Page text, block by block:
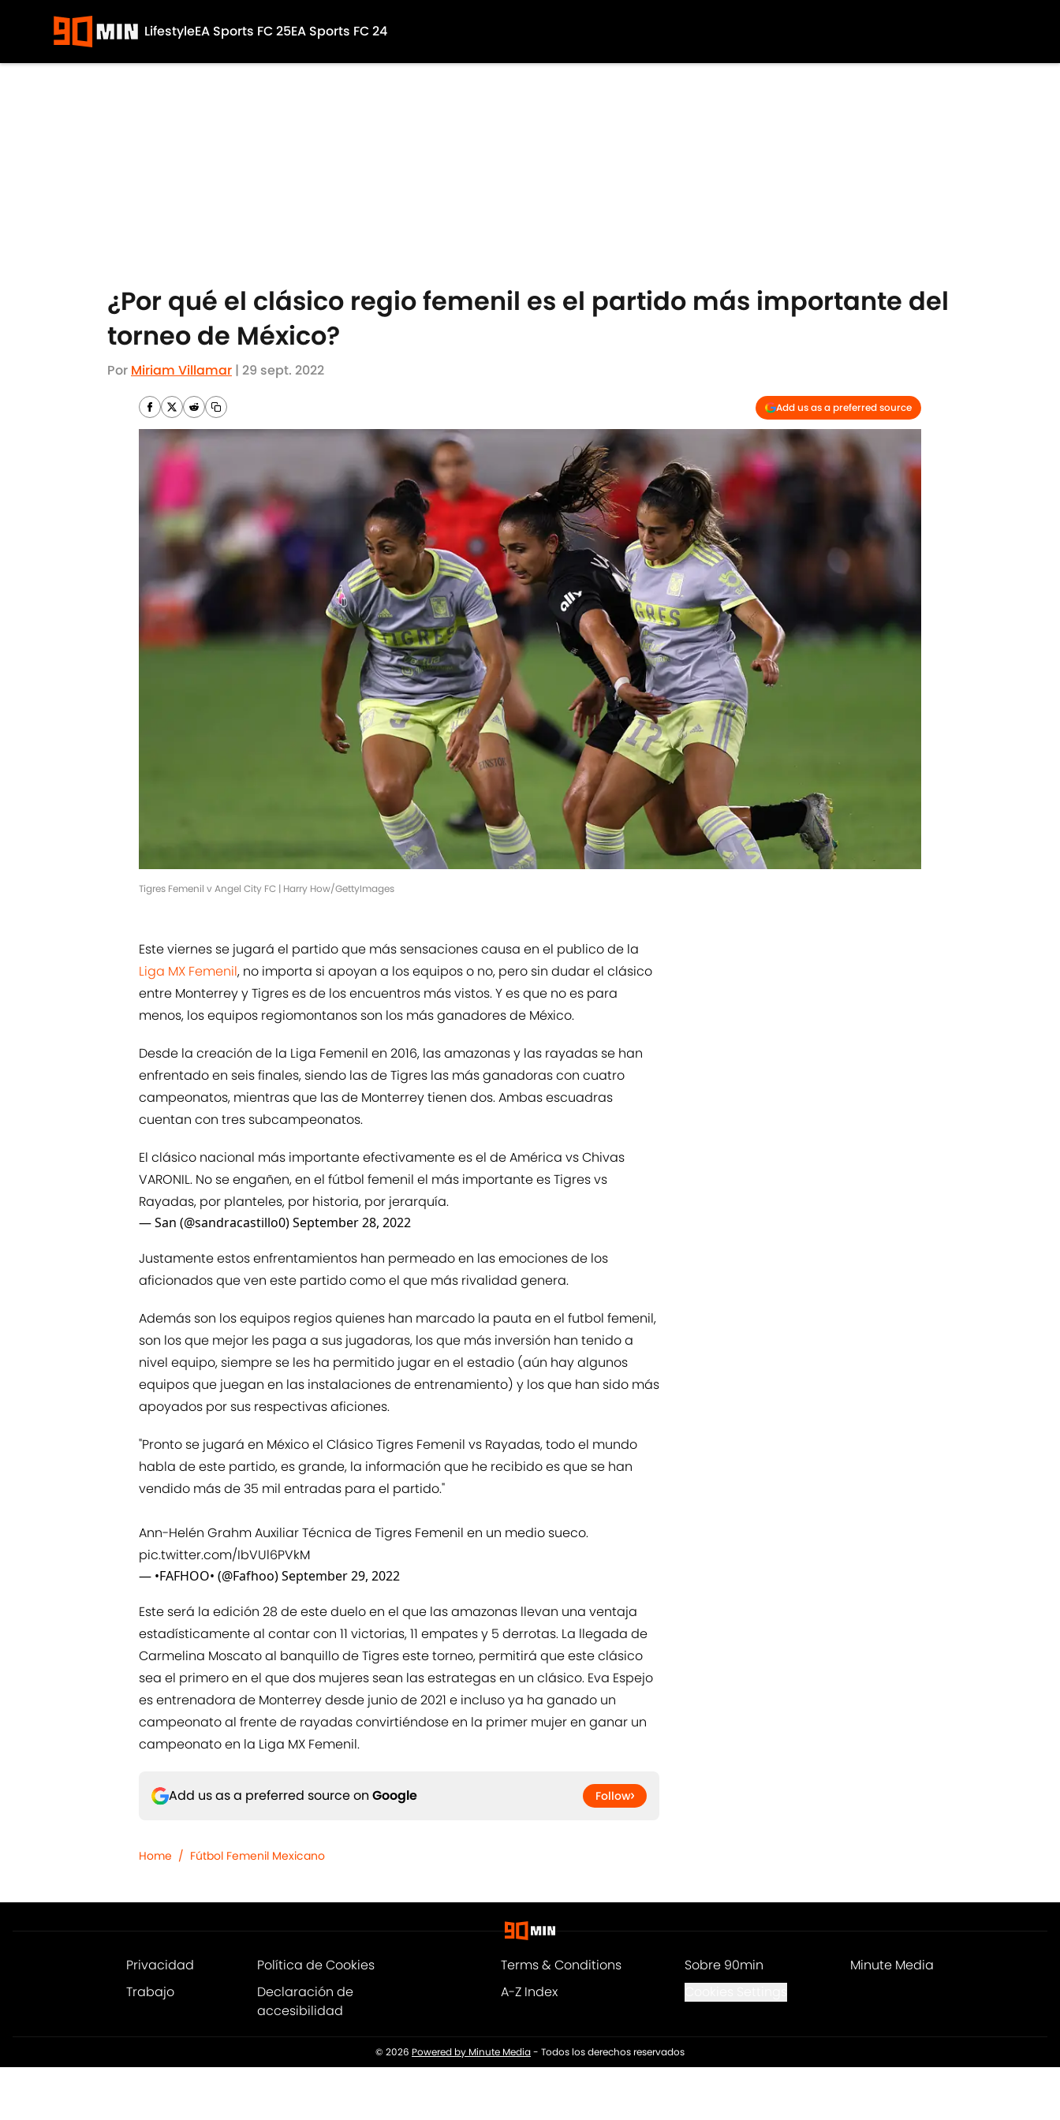
LifestyleEA Sports FC 25EA Sports FC 24
¿Por qué el clásico regio femenil es el partido más importante del
torneo de México?
Por Miriam Villamar | 29 sept. 2022
Add us as a preferred source
Tigres Femenil v Angel City FC | Harry How/GettyImages
Este viernes se jugará el partido que más sensaciones causa en el publico de la
Liga MX Femenil, no importa si apoyan a los equipos o no, pero sin dudar el clásico
entre Monterrey y Tigres es de los encuentros más vistos. Y es que no es para
menos, los equipos regiomontanos son los más ganadores de México.
Desde la creación de la Liga Femenil en 2016, las amazonas y las rayadas se han
enfrentado en seis finales, siendo las de Tigres las más ganadoras con cuatro
campeonatos, mientras que las de Monterrey tienen dos. Ambas escuadras
cuentan con tres subcampeonatos.
El clásico nacional más importante efectivamente es el de América vs Chivas
VARONIL. No se engañen, en el fútbol femenil el más importante es Tigres vs
Rayadas, por planteles, por historia, por jerarquía.
— San (@sandracastillo0)September 28, 2022
Justamente estos enfrentamientos han permeado en las emociones de los
aficionados que ven este partido como el que más rivalidad genera.
Además son los equipos regios quienes han marcado la pauta en el futbol femenil,
son los que mejor les paga a sus jugadoras, los que más inversión han tenido a
nivel equipo, siempre se les ha permitido jugar en el estadio (aún hay algunos
equipos que juegan en las instalaciones de entrenamiento) y los que han sido más
apoyados por sus respectivas aficiones.
"Pronto se jugará en México el Clásico Tigres Femenil vs Rayadas, todo el mundo
habla de este partido, es grande, la información que he recibido es que se han
vendido más de 35 mil entradas para el partido."
Ann-Helén Grahm Auxiliar Técnica de Tigres Femenil en un medio sueco.
pic.twitter.com/IbVUl6PVkM
— •FAFHOO• (@Fafhoo)September 29, 2022
Este será la edición 28 de este duelo en el que las amazonas llevan una ventaja
estadísticamente al contar con 11 victorias, 11 empates y 5 derrotas. La llegada de
Carmelina Moscato al banquillo de Tigres este torneo, permitirá que este clásico
sea el primero en el que dos mujeres sean las estrategas en un clásico. Eva Espejo
es entrenadora de Monterrey desde junio de 2021 e incluso ya ha ganado un
campeonato al frente de rayadas convirtiéndose en la primer mujer en ganar un
campeonato en la Liga MX Femenil.
Add us as a preferred source on Google Follow
Home / Fútbol Femenil Mexicano
Privacidad Política de Cookies Terms & Conditions Sobre 90min
Minute Media
Trabajo
Declaración de
accesibilidad
A-Z Index
© 2026 Powered by Minute Media- Todos los derechos reservados